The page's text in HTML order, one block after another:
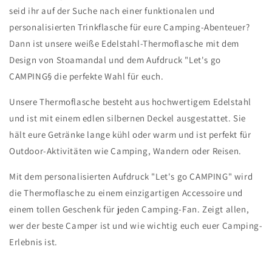
seid ihr auf der Suche nach einer funktionalen und
personalisierten Trinkflasche für eure Camping-Abenteuer?
Dann ist unsere weiße Edelstahl-Thermoflasche mit dem
Design von Stoamandal und dem Aufdruck "Let's go
CAMPING§ die perfekte Wahl für euch.
Unsere Thermoflasche besteht aus hochwertigem Edelstahl
und ist mit einem edlen silbernen Deckel ausgestattet. Sie
hält eure Getränke lange kühl oder warm und ist perfekt für
Outdoor-Aktivitäten wie Camping, Wandern oder Reisen.
Mit dem personalisierten Aufdruck "Let's go CAMPING" wird
die Thermoflasche zu einem einzigartigen Accessoire und
einem tollen Geschenk für jeden Camping-Fan. Zeigt allen,
wer der beste Camper ist und wie wichtig euch euer Camping-
Erlebnis ist.